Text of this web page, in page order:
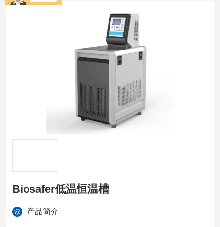
Biosafer低温恒温槽
产品简介